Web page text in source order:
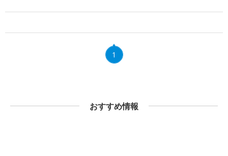
1
おすすめ情報